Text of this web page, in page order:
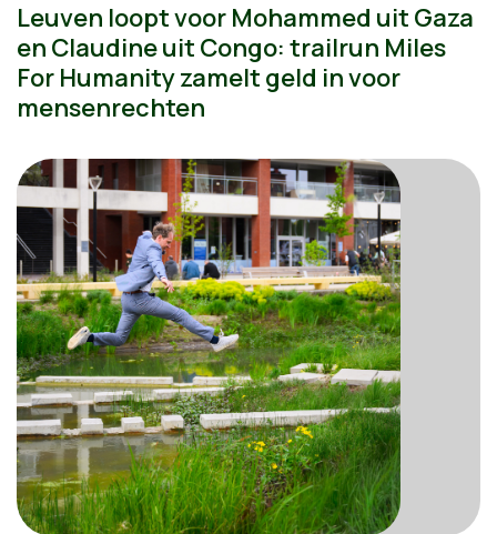
Leuven loopt voor Mohammed uit Gaza
en Claudine uit Congo: trailrun Miles
For Humanity zamelt geld in voor
mensenrechten